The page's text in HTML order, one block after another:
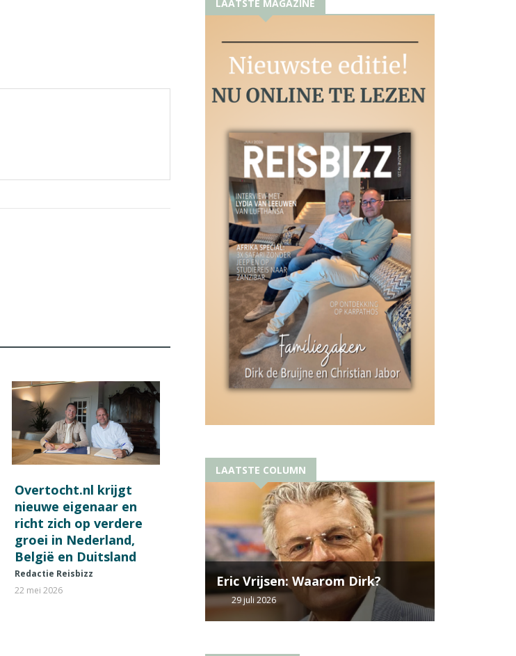
Overtocht.nl krijgt
nieuwe eigenaar en
richt zich op verdere
groei in Nederland,
België en Duitsland
Redactie Reisbizz
22 mei 2026
LAATSTE MAGAZINE
LAATSTE COLUMN
Eric Vrijsen: Waarom Dirk?
29 juli 2026